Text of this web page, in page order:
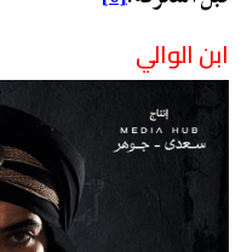
ابن الوالي